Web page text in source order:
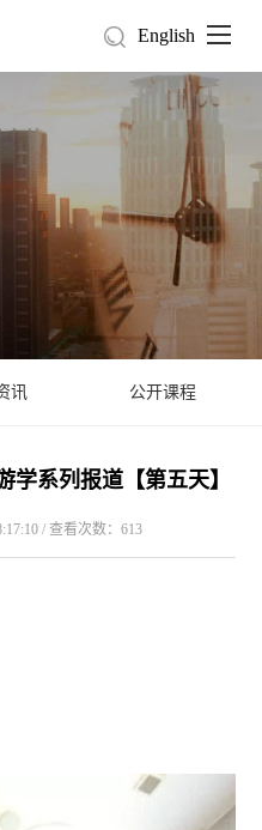
English
讯 公开课程
学系列报道【第五天】
/ 查看次数：613